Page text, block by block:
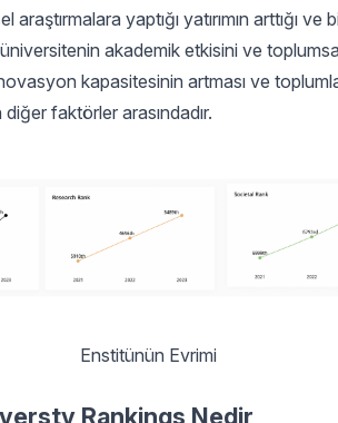
yaptığı yatırımın arttığı ve
akademik etkisini ve toplumsal
kapasitesinin artması ve
diğer faktörler arasındadır.
Evrimi
Rankings Nedir